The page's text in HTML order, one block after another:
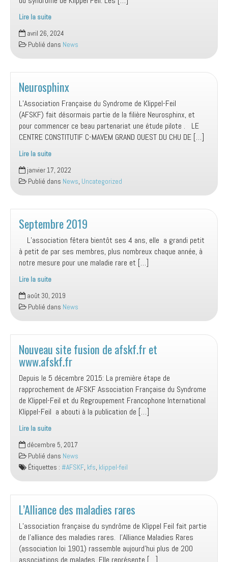
Lire la suite
Une
carte
d’urgence
pour
les
patients
Klippel-
Feil
avril 26, 2024
Publié dans News
Neurosphinx
L’Association Française du Syndrome de Klippel-Feil
(AFSKF) fait désormais partie de la filière Neurosphinx, et
pour commencer ce beau partenariat une étude pilote . LE
CENTRE CONSTITUTIF C-MAVEM GRAND OUEST DU CHU DE […]
Lire la suite
Neurosphinx
janvier 17, 2022
Publié dans News, Uncategorized
Septembre 2019
L’association fêtera bientôt ses 4 ans, elle a grandi petit
à petit de par ses membres, plus nombreux chaque année, à
notre mesure pour une maladie rare et […]
Lire la suite
Septembre
2019août 30, 2019
Publié dans News
Nouveau site fusion de afskf.fr et
www.afskf.fr
Depuis le 5 décembre 2015: La première étape de
rapprochement de AFSKF Association Française du Syndrome
de Klippel-Feil et du Regroupement Francophone International
Klippel-Feil a abouti à la publication de […]
Lire la suite
Nouveau
site
fusion
de
afskf.fr
et
www.afskf.fr
décembre 5, 2017
Publié dans News
Étiquettes : #AFSKF, kfs, klippel-feil
L’Alliance des maladies rares
L’association française du syndrôme de Klippel Feil fait partie
de l’alliance des maladies rares. l’Alliance Maladies Rares
(association loi 1901) rassemble aujourd’hui plus de 200
associations de malades. Elle représente […]